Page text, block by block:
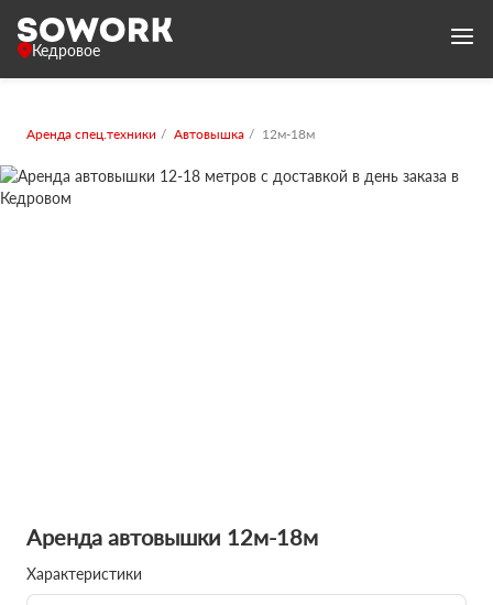
Кедровое
Аренда спец.техники Автовышка 12м-18м
Аренда автовышки 12м-18м
Характеристики